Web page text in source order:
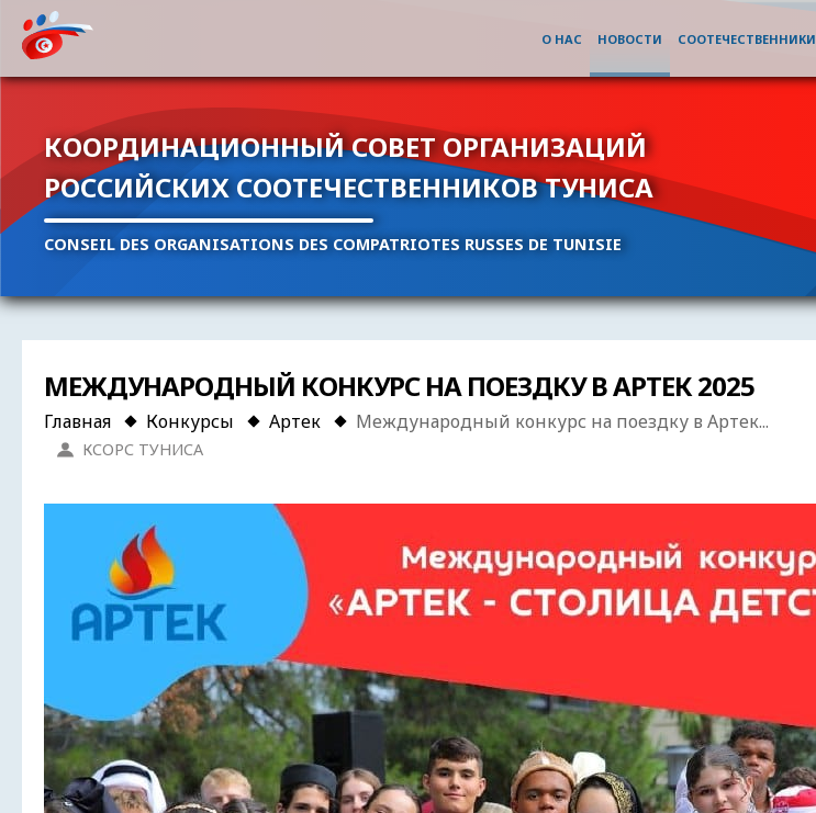
КООРДИНАЦИОННЫЙ СОВЕТ ОРГАНИЗАЦИЙ
РОССИЙСКИХ СООТЕЧЕСТВЕННИКОВ ТУНИСА
CONSEIL DES ORGANISATIONS DES COMPATRIOTES RUSSES DE TUNISIE
О НАС НОВОСТИ СООТЕЧЕСТВЕННИКИ
МЕЖДУНАРОДНЫЙ КОНКУРС НА ПОЕЗДКУ В АРТЕК 2025
Главная Конкурсы Артек Международный конкурс на поездку в Артек...
КСОРС ТУНИСА